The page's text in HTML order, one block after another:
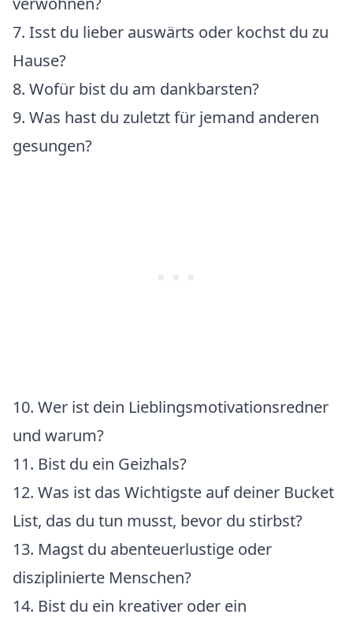
7. Isst du lieber auswärts oder kochst du zu
Hause?
8. Wofür bist du am dankbarsten?
9. Was hast du zuletzt für jemand anderen
gesungen?
10. Wer ist dein Lieblingsmotivationsredner
und warum?
11. Bist du ein Geizhals?
12. Was ist das Wichtigste auf deiner Bucket
List, das du tun musst, bevor du stirbst?
13. Magst du abenteuerlustige oder
disziplinierte Menschen?
14. Bist du ein kreativer oder ein